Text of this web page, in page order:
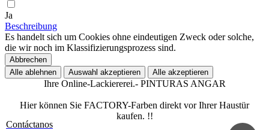
Contáctanos
Ja
Beschreibung
Es handelt sich um Cookies ohne eindeutigen Zweck oder solche,
die wir noch im Klassifizierungsprozess sind.
Abbrechen
Alle ablehnen
Auswahl akzeptieren Alle akzeptieren
Ihre Online-Lackiererei.- PINTURAS ANGAR
Hier können Sie FACTORY-Farben direkt vor Ihrer Haustür
kaufen. !!